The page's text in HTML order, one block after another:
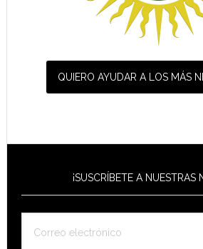
QUIERO AYUDAR A LOS MÁS
¡SUSCRÍBETE A NUESTRAS